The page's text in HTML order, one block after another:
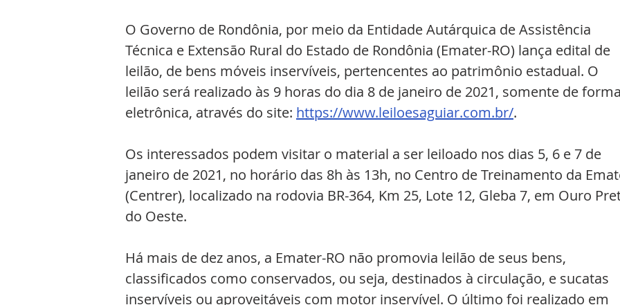
O Governo de Rondônia, por meio da Entidade Autárquica de Assistência
Técnica e Extensão Rural do Estado de Rondônia (Emater-RO) lança edital de
leilão, de bens móveis inservíveis, pertencentes ao patrimônio estadual. O
leilão será realizado às 9 horas do dia 8 de janeiro de 2021, somente de
eletrônica, através do site: https://www.leiloesaguiar.com.br/.
Os interessados podem visitar o material a ser leiloado nos dias 5, 6 e 7 de
janeiro de 2021, no horário das 8h às 13h, no Centro de Treinamento da
(Centrer), localizado na rodovia BR-364, Km 25, Lote 12, Gleba 7, em Ouro
do Oeste.
Há mais de dez anos, a Emater-RO não promovia leilão de seus bens,
classificados como conservados, ou seja, destinados à circulação, e sucatas
inservíveis ou aproveitáveis com motor inservível. O último foi realizado em